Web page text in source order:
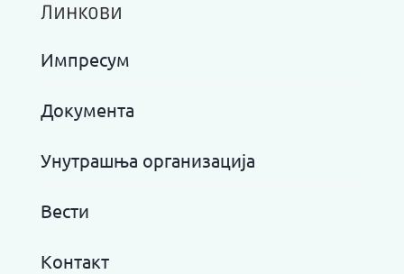
Линкови
Импресум
Документа
Унутрашња организација
Вести
Контакт